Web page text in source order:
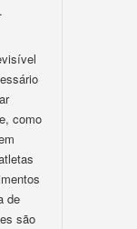
como
de
são